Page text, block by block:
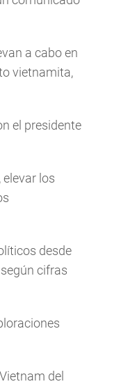
a cabo en
vietnamita,
el presidente
los
desde
cifras
del